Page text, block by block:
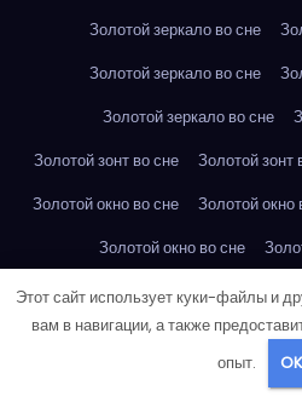
Золотой зеркало во сне
Золотой зеркало во сне
Золотой зеркало во сне
Золотой зонт во сне
Золотой зонт
Золотой окно во сне
Золотой окно
Золотой окно во сне
Золотой телефон во сне
Золотой телефон во сне
Этот сайт использует куки-файлы и
вам в навигации, а также
опыт.
OK